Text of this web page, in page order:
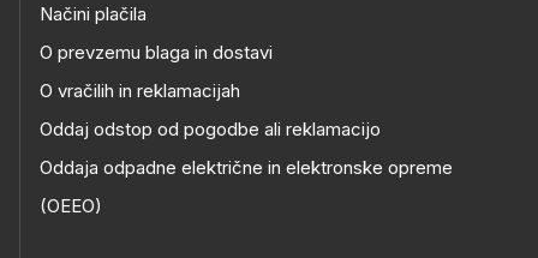
Načini plačila
O prevzemu blaga in dostavi
O vračilih in reklamacijah
Oddaj odstop od pogodbe ali reklamacijo
Oddaja odpadne električne in elektronske opreme
(OEEO)